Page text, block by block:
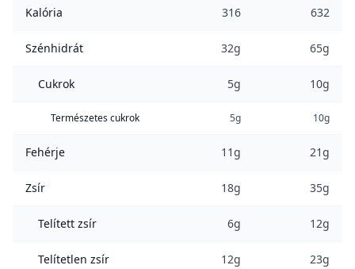
Kalória 316 632
Szénhidrát 32g 65g
Cukrok 5g 10g
Természetes cukrok 5g 10g
Fehérje 11g 21g
Zsír 18g 35g
Telített zsír 6g 12g
Telítetlen zsír 12g 23g